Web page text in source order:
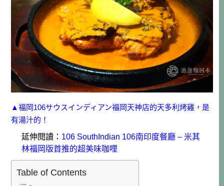
▲福岡106サウスインディアン福岡天神店的天多利烤雞，是
有湯汁的！
延伸閱讀： 106 SouthIndian 106南印度餐廳 – 米其
林福岡版首推的超美味咖哩
Table of Contents